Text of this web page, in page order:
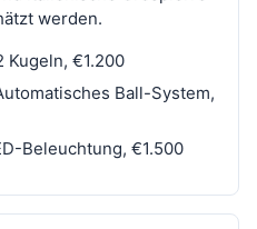
werden.
Kugeln, €1.200
Ball-System,
Beleuchtung, €1.500